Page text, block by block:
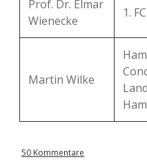
Prof. Dr. Elmar
Wienecke
1.
Martin Wilke
50 Kommentare